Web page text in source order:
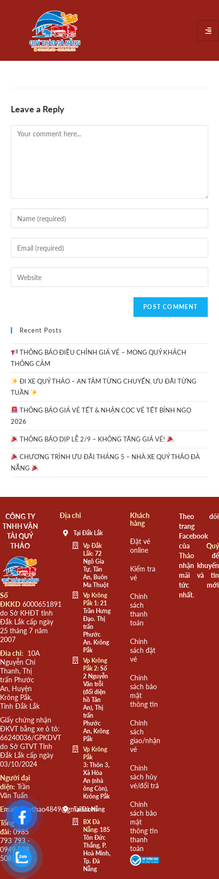
Leave a Reply
Recent Posts
THÔNG BÁO ĐIỀU CHỈNH GIÁ VÉ – MONG QUÝ KHÁCH
THÔNG CẢM
ĐI XE QUÝ THẢO – AN TÂM TỪNG CHUYẾN, ƯU ĐÃI TỪNG
TUẦN
THÔNG BÁO GIÁ VÉ TẾT & NHẬN CỌC VÉ TẾT BÍNH NGỌ
2026
THÔNG BÁO DỊP LỄ 2/9 – KHÔNG TĂNG GIÁ VÉ!
CHƯƠNG TRÌNH ƯU ĐÃI THÁNG 5 – NHÀ XE QUÝ THẢO ĐÀ
NẴNG
CÔNG TY
TNHH VẬN
TẢI QUÝ
THẢO
Số
ĐKKD 6000651891
do Sở KHĐT tỉnh
Đắk Lắk cấp ngày
25 tháng 7 năm
2007
Đia chỉ: 10A
Nguyễn Chí
Thanh, Thị
trấn Phước
An, Huyện
Krông Pắk,
Tỉnh Đắk Lắk
Giấy chứng nhận
ĐKVT bằng xe ô tô:
66240036/GPKDVT
do Sở GTVT Tỉnh
Đắk Lắk cấp ngày
03/10/2024
Người đại
diện: Trần
Văn Tuấn
Email: quythao4849@gmail.com
Tổng
đài: 0985
793 793 -
0949 508
508
Địa chỉ
Tại Đắk Lắk
Vp Đắk
Lắk:72
Ngô Gia
Tự, Tân
An, Buôn
Ma Thuột
Vp Krông
Pắk 1:21
Trần Hưng
Đạo. Thị
trấn
Phước
An. Krông
Pắk
Vp Krông
Pắk 2:Số
2 Nguyễn
Văn trỗi
(đối diện
hồ Tân
An), Thị
trấn
Phước
An, Krông
Pắk
Vp Krông
Pắk
3:Thôn 3,
Xã Hòa
An (nhà
ông Còn),
Krông Pắk
Tại Đà Nẵng
BX Đà
Nẵng:185
Tôn Đức
Thắng, P.
Hoà Minh,
Tp. Đà
Nẵng
Khách
hàng
Đặt vé
online
Kiểm tra
vé
Chính
sách
thanh
toán
Chính
sách đặt
vé
Chính
sách bảo
mật
thông tin
Chính
sách
giao/nhận
vé
Chính
sách hủy
vé/đổi trả
Chính
sách bảo
mật
thông tin
thanh
toán
Theo dõi
trang
Facebook
của Quý
Thảođể
nhận khuyến
mãi và tin
tức mới
nhất.